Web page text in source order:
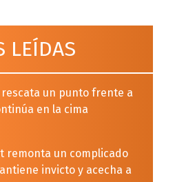
LEÍDAS
rescata un punto frente a
en la cima
remonta un complicado
invicto y acecha a